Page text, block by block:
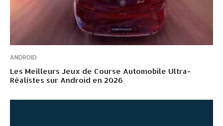
ANDROID
Les Meilleurs Jeux de Course Automobile Ultra-
Réalistes sur Android en 2026